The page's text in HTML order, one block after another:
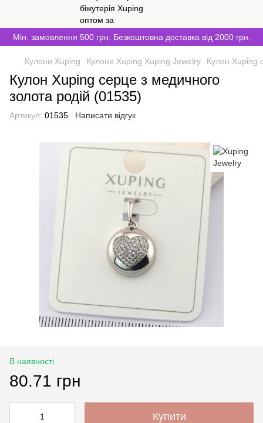
Мін. замовлення 500 грн. Безкоштовна доставка від 2000 грн.
Кулони Xuping Кулони Xuping Xuping Jewelry Кулон Xuping
Кулон Xuping серце з медичного
золота родій (01535)
Артикул: 01535 Написати відгук
В наявності
80.71 грн
Купити